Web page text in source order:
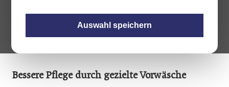
Auswahl speichern
auch neue Klima-Servicegeräte gebraucht.
Zeit also, sich zu überlegen, welches Gerät
man sich demnächst anschaffen soll.
Bessere Pflege durch gezielte Vorwäsche